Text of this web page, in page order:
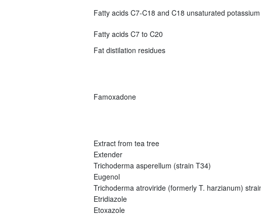
Fatty acids C7-C18 and C18 unsaturated
Fatty acids C7 to C20
Fat distilation residues
Famoxadone
Extract from tea tree
Extender
Trichoderma asperellum (strain T34)
Eugenol
Trichoderma atroviride (formerly T. harzianum)
Etridiazole
Etoxazole